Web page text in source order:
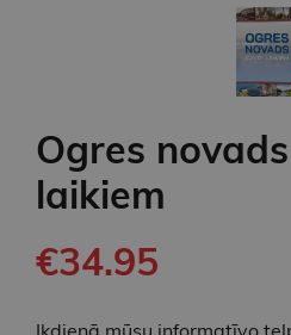
Ogres
laikiem
€34.95